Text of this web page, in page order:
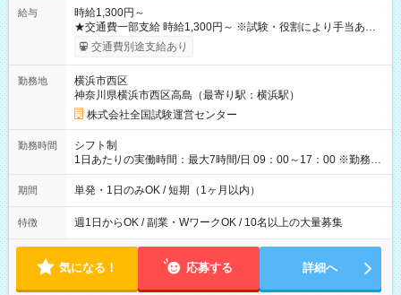
給与
時給1,300円～
★交通費一部支給 時給1,300円～ ※試験・役割により手当あり
※勤務回数により昇給あり 【即給（前払い）オプションあ
り！】 希望される場合、勤務から1週間ほどで給与の一部を受け
例】 ・河合塾模擬試験 8:30～17:30（休憩1時間） 時給1,300円
×8時間＝日収10,400円＋交通費 ※当日の役割により時給＋100
円の場合あり ・国家試験 7:00～13:30（休憩なし） 時給1,300
円（役割手当＋100円）×6時間＝日収8,400円＋交通費 【試用期
間】試用期間なし
交通費別途支給あり
勤務地
横浜市西区
神奈川県横浜市西区高島（最寄り駅：横浜駅）
株式会社全国試験運営センター
勤務時間
シフト制
1日あたりの実働時間：最大7時間/日 09：00～17：00 ※勤務時
間は 試験により異なります。
期間 単発・1日のみOK / 短期（1ヶ月以内）
特徴 週1日からOK / 副業・WワークOK / 10名以上の大量募集
気になる！ 応募する 詳細へ